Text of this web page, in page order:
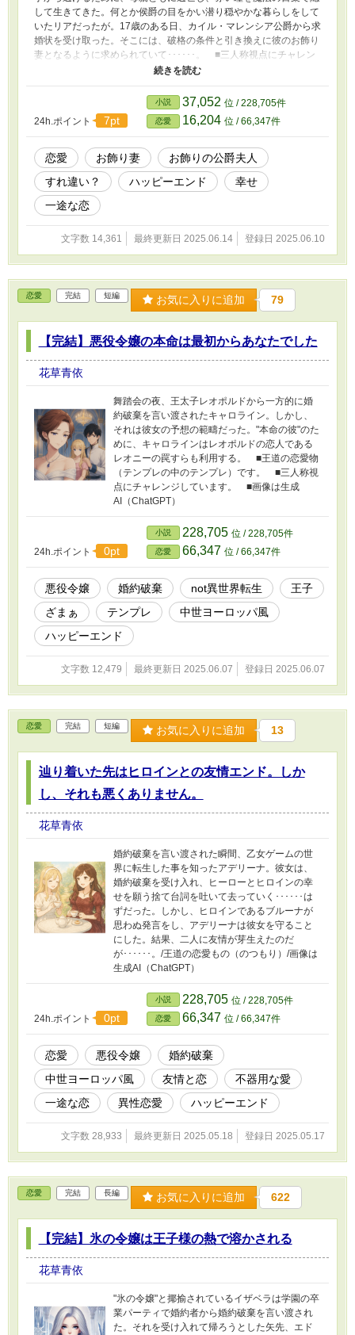
して生きてきた。何とか侯爵の目をかい潜り穏やかな暮らしをして
いたリアだったが。17歳のある日、カイル・マレンシア公爵から求
婚状を受け取った。そこには、破格の条件と引き換えに彼のお飾り
妻となるように求められていて･･････。 ■三人称視点にチャレン
ジしています ■2025.6.14に1話追加（最終話となる話を5話→6話
目に変更）
24h.ポイント 7pt
小説 37,052 位 / 228,705件
恋愛 16,204 位 / 66,347件
恋愛 お飾り妻
お飾りの公爵夫人
すれ違い？
ハッピーエンド
幸せ
一途な恋
文字数 14,361 最終更新日 2025.06.14 登録日 2025.06.10
恋愛 完結 短編 お気に入りに追加 79
【完結】悪役令嬢の本命は最初からあなたでした
花草青依
舞踏会の夜、王太子レオポルドから一方的に婚
約破棄を言い渡されたキャロライン。しかし、
それは彼女の予想の範疇だった。"本命の彼"のた
めに、キャロラインはレオポルドの恋人である
レオニーの罠すらも利用する。 ■王道の恋愛物
（テンプレの中のテンプレ）です。 ■三人称視
点にチャレンジしています。 ■画像は生成
AI（ChatGPT）
24h.ポイント 0pt
小説 228,705 位 / 228,705件
恋愛 66,347 位 / 66,347件
悪役令嬢 婚約破棄 not異世界転生
王子
ざまぁ
テンプレ
中世ヨーロッパ風
ハッピーエンド
文字数 12,479 最終更新日 2025.06.07 登録日 2025.06.07
恋愛 完結 短編 お気に入りに追加 13
辿り着いた先はヒロインとの友情エンド。しか
し、それも悪くありません。
花草青依
婚約破棄を言い渡された瞬間、乙女ゲームの世
界に転生した事を知ったアデリーナ。彼女は、
婚約破棄を受け入れ、ヒーローとヒロインの幸
せを願う捨て台詞を吐いて去っていく･･････は
ずだった。しかし、ヒロインであるブルーナが
思わぬ発言をし、アデリーナは彼女を守ること
にした。結果、二人に友情が芽生えたのだ
が･･････。/王道の恋愛もの（のつもり）/画像は
生成AI（ChatGPT）
24h.ポイント 0pt
小説 228,705 位 / 228,705件
恋愛 66,347 位 / 66,347件
恋愛 悪役令嬢
婚約破棄
中世ヨーロッパ風
友情と恋
不器用な愛
一途な恋
異性恋愛 ハッピーエンド
文字数 28,933 最終更新日 2025.05.18 登録日 2025.05.17
恋愛 完結 長編 お気に入りに追加 622
【完結】氷の令嬢は王子様の熱で溶かされる
花草青依
"氷の令嬢"と揶揄されているイザベラは学園の卒
業パーティで婚約者から婚約破棄を言い渡され
た。それを受け入れて帰ろうとした矢先、エド